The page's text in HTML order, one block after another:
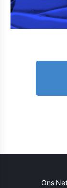
Ons